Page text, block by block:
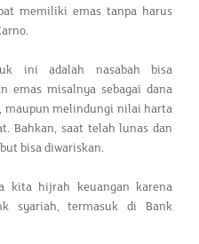
memiliki emas tanpa harus
ini adalah nasabah bisa
emas misalnya sebagai dana
maupun melindungi nilai harta
Bahkan, saat telah lunas dan
bisa diwariskan.
kita hijrah keuangan karena
syariah, termasuk di Bank